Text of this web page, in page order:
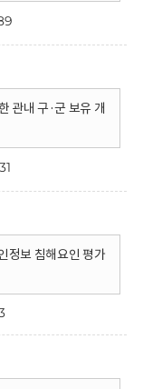
관내 구·군 보유 개
정보 침해요인 평가